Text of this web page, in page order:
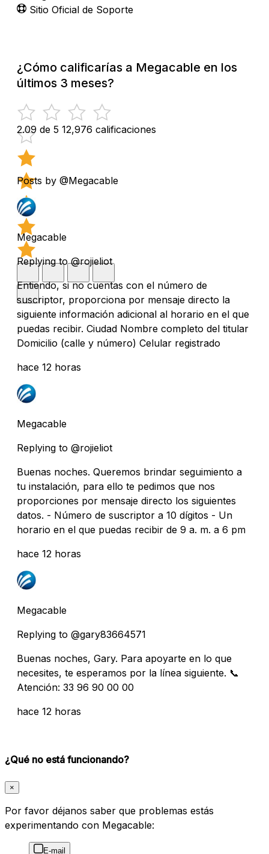
Sitio Oficial de Soporte
¿Cómo calificarías a Megacable en los
últimos 3 meses?
2.09 de 5 12,976 calificaciones
Posts by @Megacable
Megacable
Replying to @rojieliot
Entiendo, si no cuentas con el número de
suscriptor, proporciona por mensaje directo la
siguiente información adicional al horario en el que
puedas recibir. Ciudad Nombre completo del titular
Domicilio (calle y número) Celular registrado
hace 12 horas
Megacable
Replying to @rojieliot
Buenas noches. Queremos brindar seguimiento a
tu instalación, para ello te pedimos que nos
proporciones por mensaje directo los siguientes
datos. - Número de suscriptor a 10 dígitos - Un
horario en el que puedas recibir de 9 a. m. a 6 pm
hace 12 horas
Megacable
Replying to @gary83664571
Buenas noches, Gary. Para apoyarte en lo que
necesites, te esperamos por la línea siguiente. 📞
Atención: 33 96 90 00 00
hace 12 horas
¿Qué no está funcionando?
×
Por favor déjanos saber que problemas estás
experimentando con Megacable:
E-mail